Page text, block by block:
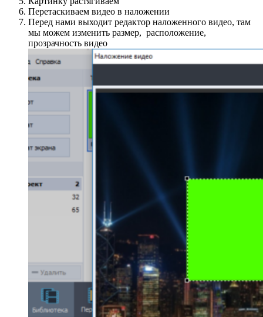
Перетаскиваем видео в наложении
Перед нами выходит редактор наложенного видео, там
мы можем изменить размер, расположение,
прозрачность видео